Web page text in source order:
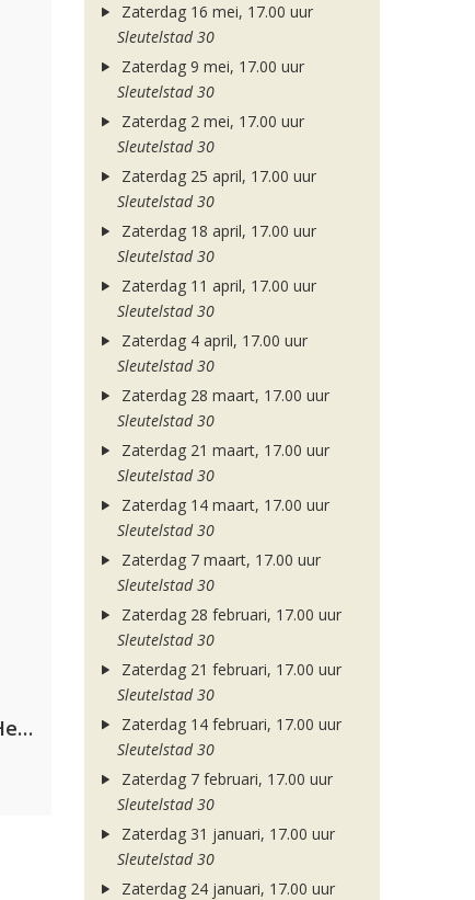
Nathan Dawe, Joel Corry & Ella Henderson
Zaterdag 16 mei, 17.00 uur
Sleutelstad 30
Zaterdag 9 mei, 17.00 uur
Sleutelstad 30
Zaterdag 2 mei, 17.00 uur
Sleutelstad 30
Zaterdag 25 april, 17.00 uur
Sleutelstad 30
Zaterdag 18 april, 17.00 uur
Sleutelstad 30
Zaterdag 11 april, 17.00 uur
Sleutelstad 30
Zaterdag 4 april, 17.00 uur
Sleutelstad 30
Zaterdag 28 maart, 17.00 uur
Sleutelstad 30
Zaterdag 21 maart, 17.00 uur
Sleutelstad 30
Zaterdag 14 maart, 17.00 uur
Sleutelstad 30
Zaterdag 7 maart, 17.00 uur
Sleutelstad 30
Zaterdag 28 februari, 17.00 uur
Sleutelstad 30
Zaterdag 21 februari, 17.00 uur
Sleutelstad 30
Zaterdag 14 februari, 17.00 uur
Sleutelstad 30
Zaterdag 7 februari, 17.00 uur
Sleutelstad 30
Zaterdag 31 januari, 17.00 uur
Sleutelstad 30
Zaterdag 24 januari, 17.00 uur